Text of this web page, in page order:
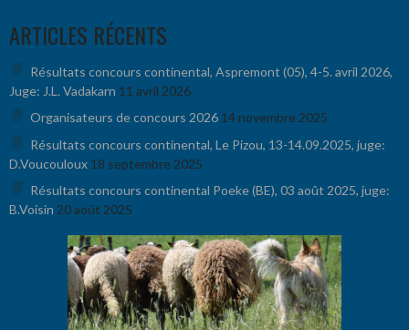
auARTICLES RÉCENTS
Résultats concours continental, Aspremont (05), 4-5. avril 2026,
Juge: J.L. Vadakarn 11 avril 2026
Organisateurs de concours 2026 14 novembre 2025
Résultats concours continental, Le Pizou, 13-14.09.2025, juge:
D.Voucouloux 18 septembre 2025
Résultats concours continental Poeke (BE), 03 août 2025, juge:
B.Voisin 20 août 2025